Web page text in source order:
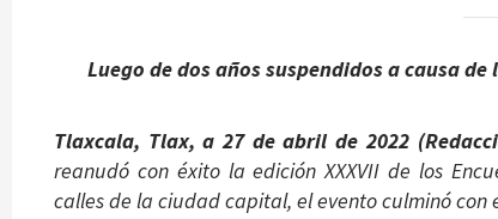
Luego de dos años suspendidos a causa
Tlaxcala, Tlax, a 27 de abril de 2022
reanudó con éxito la edición XXXVII de los
calles de la ciudad capital, el evento culminó